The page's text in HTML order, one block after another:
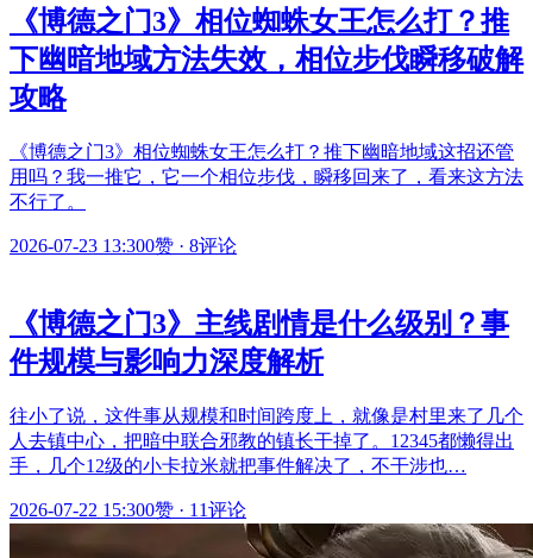
《博德之门3》相位蜘蛛女王怎么打？推
下幽暗地域方法失效，相位步伐瞬移破解
攻略
《博德之门3》相位蜘蛛女王怎么打？推下幽暗地域这招还管
用吗？我一推它，它一个相位步伐，瞬移回来了，看来这方法
不行了。
2026-07-23 13:300赞 · 8评论
《博德之门3》主线剧情是什么级别？事
件规模与影响力深度解析
往小了说，这件事从规模和时间跨度上，就像是村里来了几个
人去镇中心，把暗中联合邪教的镇长干掉了。12345都懒得出
手，几个12级的小卡拉米就把事件解决了，不干涉也…
2026-07-22 15:300赞 · 11评论